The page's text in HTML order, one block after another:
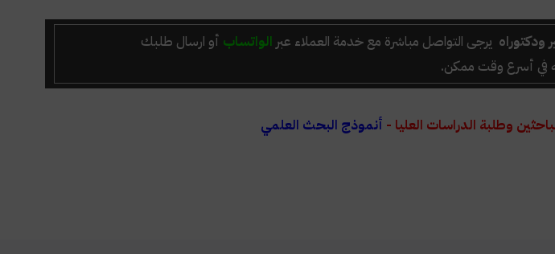
ودكتوراه يرجى التواصل مباشرة مع خدمة العملاء عبر الواتساب أو ارسال طلبك
في أسرع وقت ممكن.
وطلبة الدراسات العليا - أنموذج البحث العلمي